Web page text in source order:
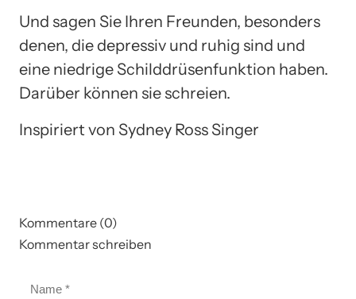
Und sagen Sie Ihren Freunden, besonders
denen, die depressiv und ruhig sind und
eine niedrige Schilddrüsenfunktion haben.
Darüber können sie schreien.
Inspiriert von Sydney Ross Singer
Kommentare (0)
Kommentar schreiben